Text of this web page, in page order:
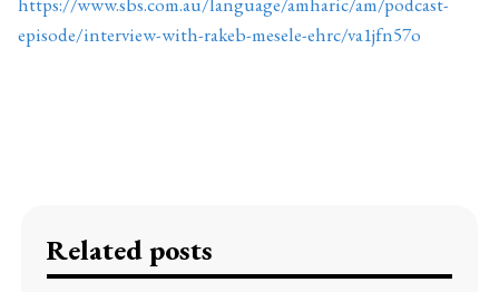
episode/interview-with-rakeb-mesele-ehrc/va1jfn57o
Related posts